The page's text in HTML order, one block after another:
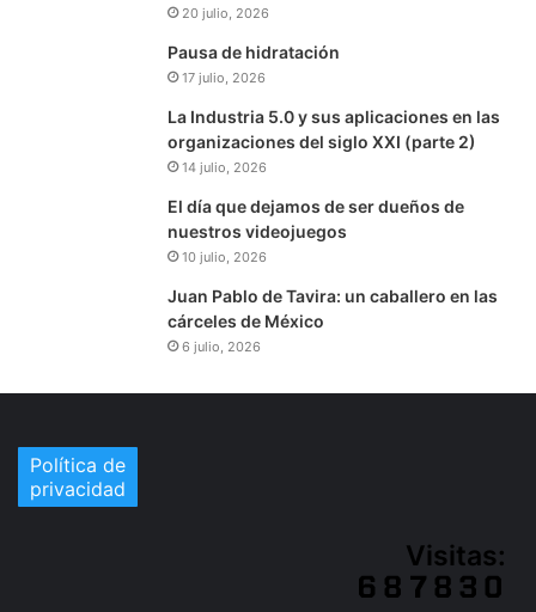
20 julio, 2026
Pausa de hidratación
17 julio, 2026
La Industria 5.0 y sus aplicaciones en las
organizaciones del siglo XXI (parte 2)
14 julio, 2026
El día que dejamos de ser dueños de
nuestros videojuegos
10 julio, 2026
Juan Pablo de Tavira: un caballero en las
cárceles de México
6 julio, 2026
Política de
privacidad
Visitas: